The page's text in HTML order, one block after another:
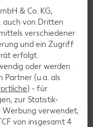
& Co. KG,
auch von Dritten
verschiedener
und ein Zugriff
erfolgt.
oder werden
Partner (u.a. als
) - für
zur Statistik-
Werbung verwendet;
von insgesamt 4